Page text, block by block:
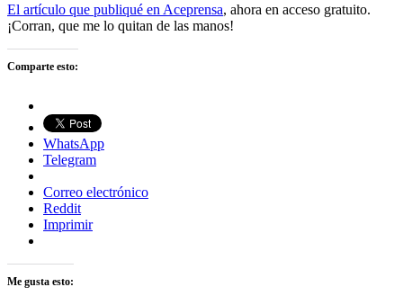
El artí­culo que publiqué en Aceprensa, ahora en acceso gratuito.
¡Corran, que me lo quitan de las manos!
Comparte esto:
WhatsApp
Telegram
Correo electrónico
Reddit
Imprimir
Me gusta esto: